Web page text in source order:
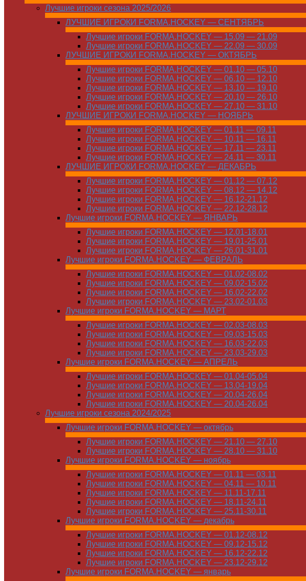
Лучшие игроки сезона 2025/2026
ЛУЧШИЕ ИГРОКИ FORMA.HOCKEY — СЕНТЯБРЬ
Лучшие игроки FORMA.HOCKEY — 15.09 — 21.09
Лучшие игроки FORMA.HOCKEY — 22.09 — 30.09
ЛУЧШИЕ ИГРОКИ FORMA.HOCKEY — ОКТЯБРЬ
Лучшие игроки FORMA.HOCKEY — 01.10 — 05.10
Лучшие игроки FORMA.HOCKEY — 06.10 — 12.10
Лучшие игроки FORMA.HOCKEY — 13.10 — 19.10
Лучшие игроки FORMA.HOCKEY — 20.10 — 26.10
Лучшие игроки FORMA.HOCKEY — 27.10 — 31.10
ЛУЧШИЕ ИГРОКИ FORMA.HOCKEY — НОЯБРЬ
Лучшие игроки FORMA.HOCKEY — 01.11 — 09.11
Лучшие игроки FORMA.HOCKEY — 10.11 — 16.11
Лучшие игроки FORMA.HOCKEY — 17.11 — 23.11
Лучшие игроки FORMA.HOCKEY — 24.11 — 30.11
ЛУЧШИЕ ИГРОКИ FORMA.HOCKEY — ДЕКАБРЬ
Лучшие игроки FORMA.HOCKEY — 01.12 — 07.12
Лучшие игроки FORMA.HOCKEY — 08.12 — 14.12
Лучшие игроки FORMA.HOCKEY — 16.12-21.12
Лучшие игроки FORMA.HOCKEY — 22.12-28.12
Лучшие игроки FORMA.HOCKEY — ЯНВАРЬ
Лучшие игроки FORMA.HOCKEY — 12.01-18.01
Лучшие игроки FORMA.HOCKEY — 19.01-25.01
Лучшие игроки FORMA.HOCKEY — 26.01-31.01
Лучшие игроки FORMA.HOCKEY — ФЕВРАЛЬ
Лучшие игроки FORMA.HOCKEY — 01.02-08.02
Лучшие игроки FORMA.HOCKEY — 09.02-15.02
Лучшие игроки FORMA.HOCKEY — 16.02-22.02
Лучшие игроки FORMA.HOCKEY — 23.02-01.03
Лучшие игроки FORMA.HOCKEY — МАРТ
Лучшие игроки FORMA.HOCKEY — 02.03-08.03
Лучшие игроки FORMA.HOCKEY — 09.03-15.03
Лучшие игроки FORMA.HOCKEY — 16.03-22.03
Лучшие игроки FORMA.HOCKEY — 23.03-29.03
Лучшие игроки FORMA.HOCKEY — АПРЕЛЬ
Лучшие игроки FORMA.HOCKEY — 01.04-05.04
Лучшие игроки FORMA.HOCKEY — 13.04-19.04
Лучшие игроки FORMA.HOCKEY — 20.04-26.04
Лучшие игроки FORMA.HOCKEY — 20.04-26.04
Лучшие игроки сезона 2024/2025
Лучшие игроки FORMA.HOCKEY — октябрь
Лучшие игроки FORMA.HOCKEY — 21.10 — 27.10
Лучшие игроки FORMA.HOCKEY — 28.10 — 31.10
Лучшие игроки FORMA.HOCKEY — ноябрь
Лучшие игроки FORMA.HOCKEY — 01.11 — 03.11
Лучшие игроки FORMA.HOCKEY — 04.11 — 10.11
Лучшие игроки FORMA.HOCKEY — 11.11-17.11
Лучшие игроки FORMA.HOCKEY — 18.11-24.11
Лучшие игроки FORMA.HOCKEY — 25.11-30.11
Лучшие игроки FORMA.HOCKEY — декабрь
Лучшие игроки FORMA.HOCKEY — 01.12-08.12
Лучшие игроки FORMA.HOCKEY — 09.12-15.12
Лучшие игроки FORMA.HOCKEY — 16.12-22.12
Лучшие игроки FORMA.HOCKEY — 23.12-29.12
Лучшие игроки FORMA.HOCKEY — январь